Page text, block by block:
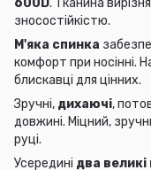
зносостійкістю.
М'яка спинка
комфорт при носінні.
блискавці для цінних.
Зручні, дихаючі,
довжині. Міцний,
руці.
Усередині два великі